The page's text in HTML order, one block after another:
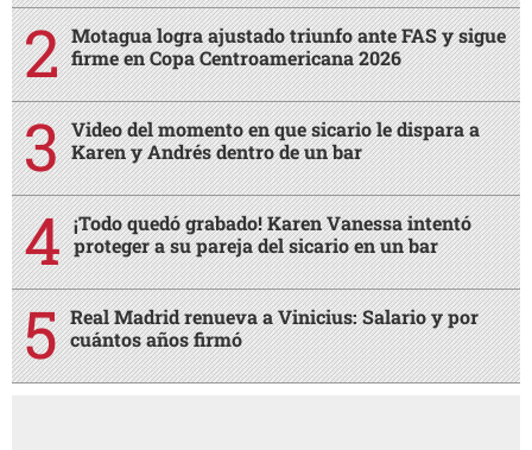
Motagua logra ajustado triunfo ante FAS y sigue
firme en Copa Centroamericana 2026
Video del momento en que sicario le dispara a
Karen y Andrés dentro de un bar
¡Todo quedó grabado! Karen Vanessa intentó
proteger a su pareja del sicario en un bar
Real Madrid renueva a Vinicius: Salario y por
cuántos años firmó